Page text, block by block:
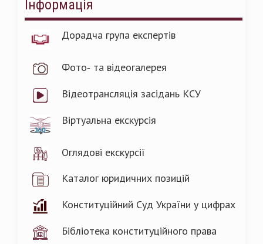
Інформація
Дорадча група експертів
Фото- та відеогалерея
Відеотрансляція засідань КСУ
Віртуальна екскурсія
Оглядові екскурсії
Каталог юридичних позицій
Конституційний Суд України у цифрах
Бібліотека конституційного права